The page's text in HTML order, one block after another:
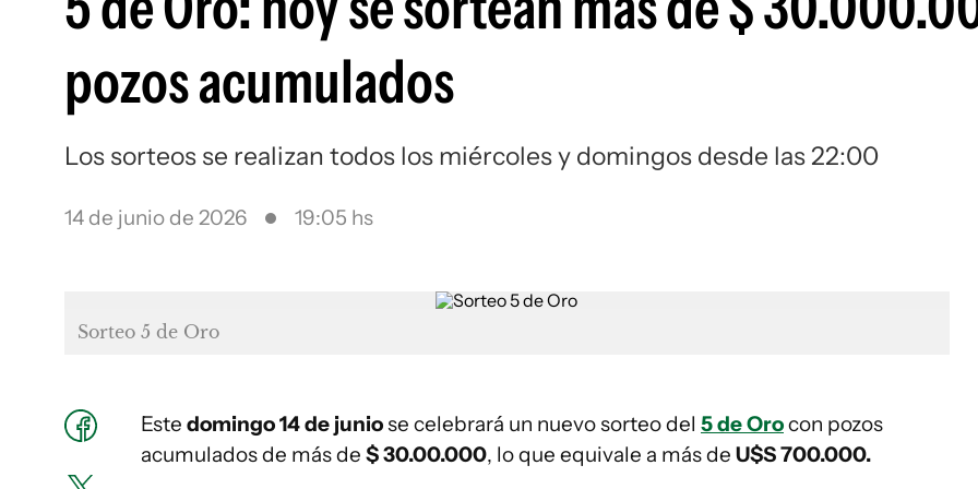
pozos acumulados
Los sorteos se realizan todos los miércoles y domingos desde las 22:00
14 de junio de 2026 19:05 hs
Sorteo 5 de Oro
Este domingo 14 de juniose celebrará un nuevo sorteo del 5 de Orocon pozos
acumulados de más de $ 30.00.000, lo que equivale a más de U$S 700.000.